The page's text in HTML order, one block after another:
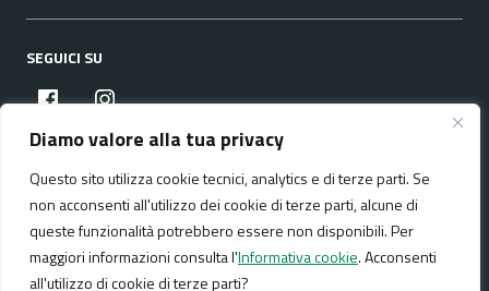
Diamo valore alla tua privacy
Questo sito utilizza cookie tecnici, analytics e di terze parti. Se
non acconsenti all'utilizzo dei cookie di terze parti, alcune di
queste funzionalità potrebbero essere non disponibili. Per
maggiori informazioni consulta l'Informativa cookie. Acconsenti
all'utilizzo di cookie di terze parti?
SEGUICI SU
facebookinstagram
Media policy Mappa del sito